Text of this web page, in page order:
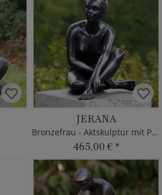
JERANA
Bronzefrau - Aktskulptur mit Patina
465,00 € *